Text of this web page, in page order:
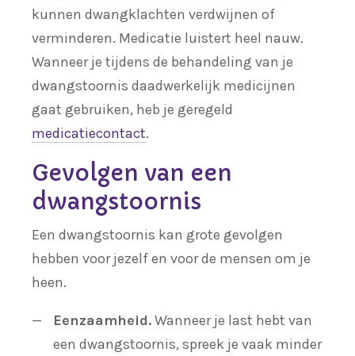
kunnen dwangklachten verdwijnen of
verminderen. Medicatie luistert heel nauw.
Wanneer je tijdens de behandeling van je
dwangstoornis daadwerkelijk medicijnen
gaat gebruiken, heb je geregeld
medicatiecontact.
Gevolgen van een
dwangstoornis
Een dwangstoornis kan grote gevolgen
hebben voor jezelf en voor de mensen om je
heen.
Eenzaamheid.Wanneer je last hebt van
een dwangstoornis, spreek je vaak minder